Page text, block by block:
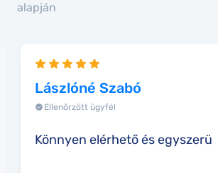
alapján
Lászlóné Szabó
Ellenőrzött ügyfél
Könnyen elérhető és egyszerü